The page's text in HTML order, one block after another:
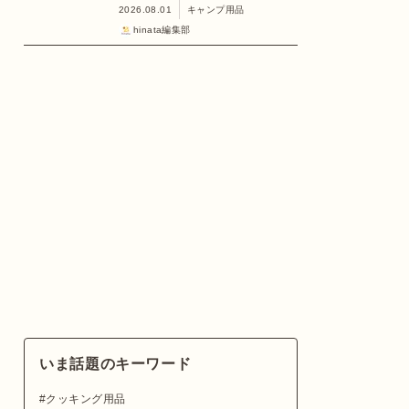
2026.08.01
キャンプ用品
hinata編集部
いま話題のキーワード
クッキング用品